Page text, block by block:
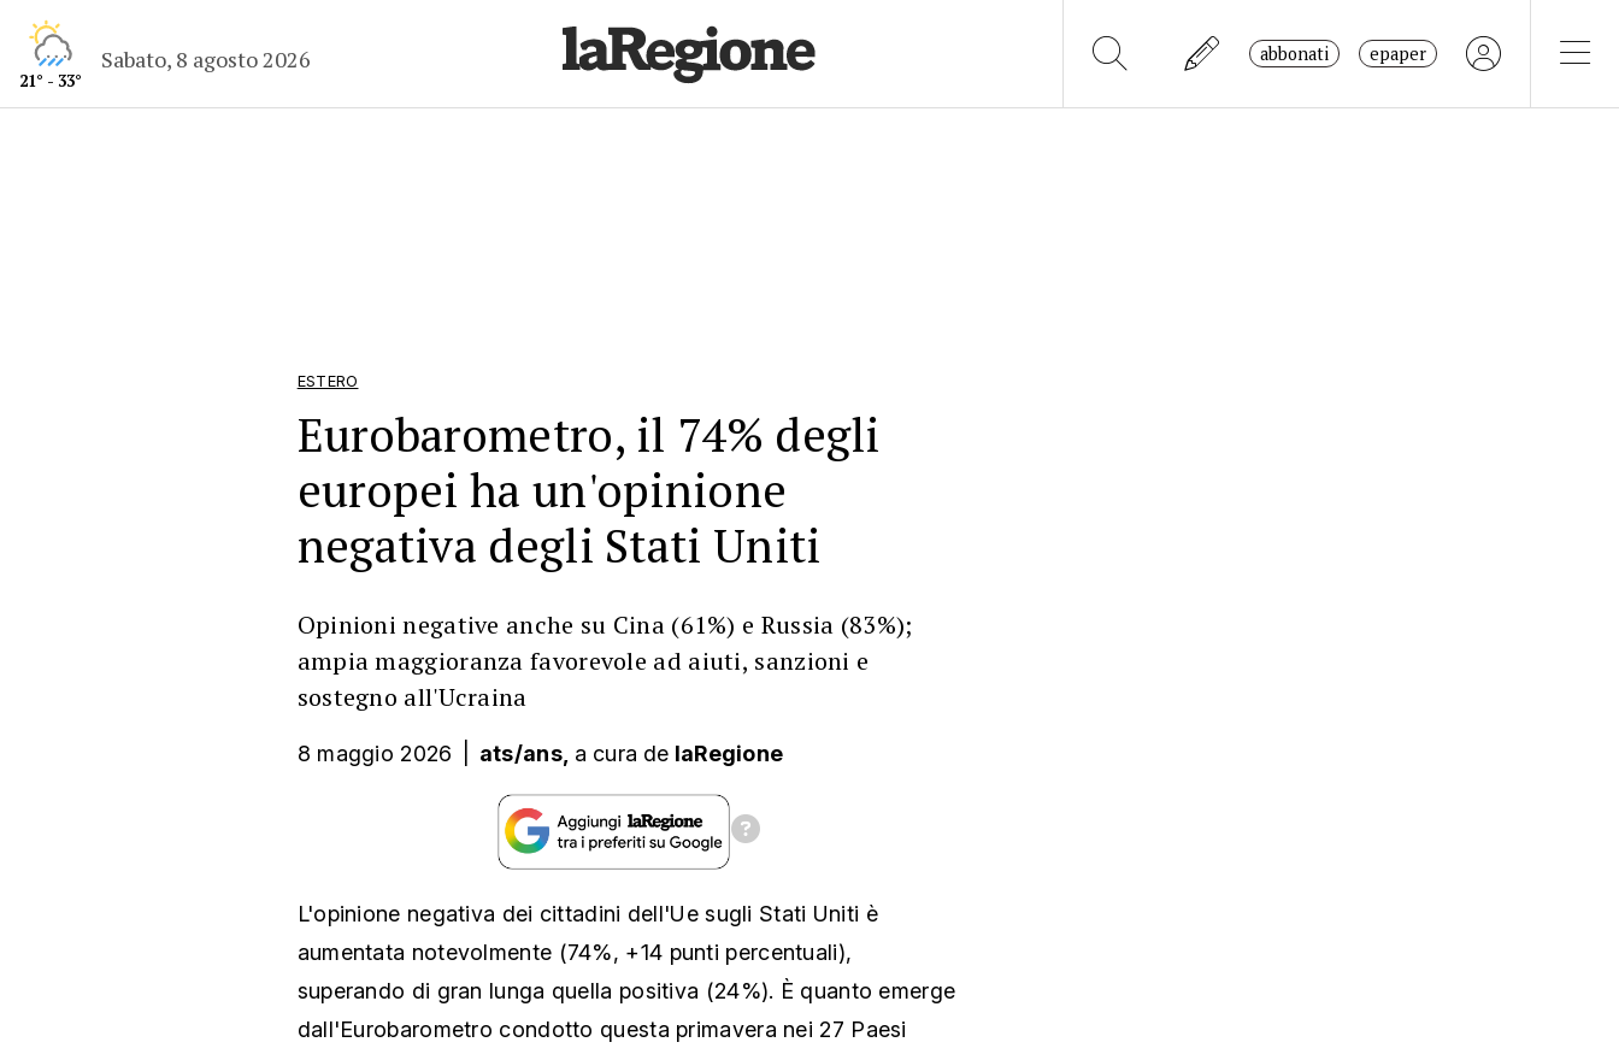
21° - 33°
Sabato, 8 agosto 2026 abbonati epaper
ESTERO
Eurobarometro, il 74% degli
europei ha un'opinione
negativa degli Stati Uniti
Opinioni negative anche su Cina (61%) e Russia (83%);
ampia maggioranza favorevole ad aiuti, sanzioni e
sostegno all'Ucraina
8 maggio 2026 ats/ans, a cura de laRegione
L'opinione negativa dei cittadini dell'Ue sugli Stati Uniti è
aumentata notevolmente (74%, +14 punti percentuali),
superando di gran lunga quella positiva (24%). È quanto emerge
dall'Eurobarometro condotto questa primavera nei 27 Paesi